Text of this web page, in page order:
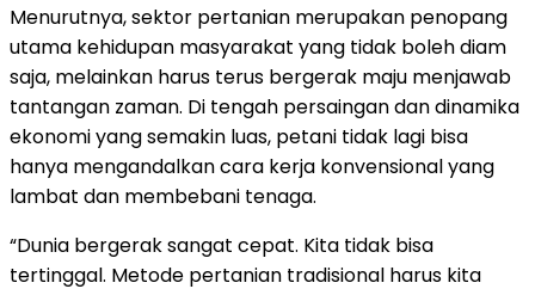
Menurutnya, sektor pertanian merupakan penopang
utama kehidupan masyarakat yang tidak boleh diam
saja, melainkan harus terus bergerak maju menjawab
tantangan zaman. Di tengah persaingan dan dinamika
ekonomi yang semakin luas, petani tidak lagi bisa
hanya mengandalkan cara kerja konvensional yang
lambat dan membebani tenaga.
“Dunia bergerak sangat cepat. Kita tidak bisa
tertinggal. Metode pertanian tradisional harus kita